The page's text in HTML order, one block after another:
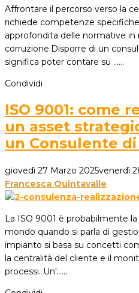
Affrontare il percorso verso la
richiede competenze
approfondita delle normative
corruzione.Disporre di un
significa poter contare su ...…
Condividi
ISO 9001: come
un asset
un Consulente di
giovedì 27 Marzo 2025venerdì
Francesca Quintavalle
La ISO 9001 è probabilmente
mondo quando si parla di
impianto si basa su concetti
la centralità del cliente e il
processi. Un'...…